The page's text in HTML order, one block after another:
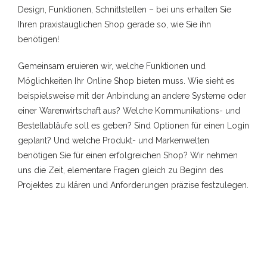
Design, Funktionen, Schnittstellen – bei uns erhalten Sie
Ihren praxistauglichen Shop gerade so, wie Sie ihn
benötigen!
Gemeinsam eruieren wir, welche Funktionen und
Möglichkeiten Ihr Online Shop bieten muss. Wie sieht es
beispielsweise mit der Anbindung an andere Systeme oder
einer Warenwirtschaft aus? Welche Kommunikations- und
Bestellabläufe soll es geben? Sind Optionen für einen Login
geplant? Und welche Produkt- und Markenwelten
benötigen Sie für einen erfolgreichen Shop? Wir nehmen
uns die Zeit, elementare Fragen gleich zu Beginn des
Projektes zu klären und Anforderungen präzise festzulegen.